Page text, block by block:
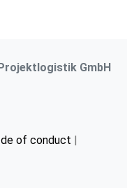
GmbH
of conduct